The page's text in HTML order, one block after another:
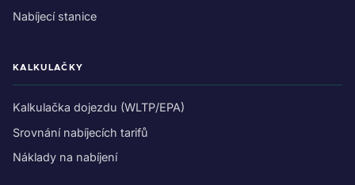
Nabíjecí stanice
KALKULAČKY
Kalkulačka dojezdu (WLTP/EPA)
Srovnání nabíjecích tarifů
Náklady na nabíjení